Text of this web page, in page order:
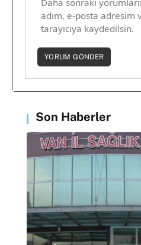
Daha sonraki
adım, e-posta adresim
tarayıcıya kaydedilsin.
Son Haberler